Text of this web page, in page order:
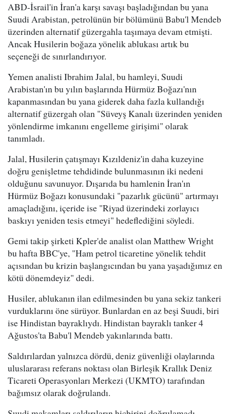
ABD-İsrail'in İran'a karşı savaşı başladığından bu yana
Suudi Arabistan, petrolünün bir bölümünü Babu'l Mendeb
üzerinden alternatif güzergahla taşımaya devam etmişti.
Ancak Husilerin boğaza yönelik ablukası artık bu
seçeneği de sınırlandırıyor.
Yemen analisti Ibrahim Jalal, bu hamleyi, Suudi
Arabistan'ın bu yılın başlarında Hürmüz Boğazı'nın
kapanmasından bu yana giderek daha fazla kullandığı
alternatif güzergah olan "Süveyş Kanalı üzerinden yeniden
yönlendirme imkanını engelleme girişimi" olarak
tanımladı.
Jalal, Husilerin çatışmayı Kızıldeniz'in daha kuzeyine
doğru genişletme tehdidinde bulunmasının iki nedeni
olduğunu savunuyor. Dışarıda bu hamlenin İran'ın
Hürmüz Boğazı konusundaki "pazarlık gücünü" artırmayı
amaçladığını, içeride ise "Riyad üzerindeki zorlayıcı
baskıyı yeniden tesis etmeyi" hedeflediğini söyledi.
Gemi takip şirketi Kpler'de analist olan Matthew Wright
bu hafta BBC'ye, "Ham petrol ticaretine yönelik tehdit
açısından bu krizin başlangıcından bu yana yaşadığımız en
kötü dönemdeyiz" dedi.
Husiler, ablukanın ilan edilmesinden bu yana sekiz tankeri
vurduklarını öne sürüyor. Bunlardan en az beşi Suudi, biri
ise Hindistan bayraklıydı. Hindistan bayraklı tanker 4
Ağustos'ta Babu'l Mendeb yakınlarında battı.
Saldırılardan yalnızca dördü, deniz güvenliği olaylarında
uluslararası referans noktası olan Birleşik Krallık Deniz
Ticareti Operasyonları Merkezi (UKMTO) tarafından
bağımsız olarak doğrulandı.